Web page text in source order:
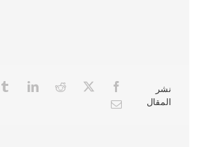
نشر
المقال